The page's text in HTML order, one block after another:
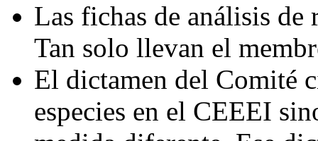
Las fichas de análisis
Tan solo llevan el
El dictamen del Comité
especies en el CEEEI